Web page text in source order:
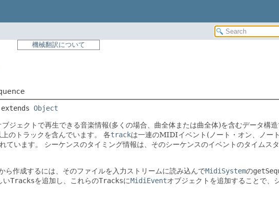
機械翻訳について
extends Object
ブジェクトで再生できる音楽情報(多くの場合、曲全体または曲全体)を含むデータ構造
のトラックを含んでいます。
各trackは一連のMIDIイベント(ノート・オン、ノー
ています。
シーケンスのタイミング情報は、そのシーケンスのイベントのタイムス
ら作成するには、そのファイルを入力ストリームに読み込んでMidiSystemの
いTracksを追加し、これらのTracksにMidiEventオブジェクトを追加することで、